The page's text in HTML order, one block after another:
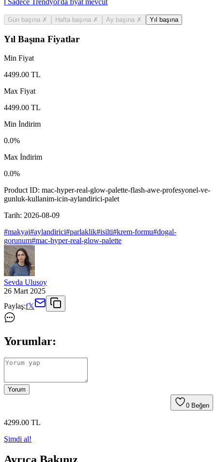
ℹ️ Sadece Trendyol'da fiyat mevcut
Gün başına ✗ Hafta başına ✗ Ay başına ✗ Yıl başına
Yıl Başına Fiyatlar
Min Fiyat
4499.00 TL
Max Fiyat
4499.00 TL
Min İndirim
0.0%
Max İndirim
0.0%
Product ID: mac-hyper-real-glow-palette-flash-awe-profesyonel-ve-
gunluk-kullanim-icin-aylandirici-palet
Tarih: 2026-08-09
#makyaj#aylandirici#parlaklik#isilti#krem-formu#dogal-
gorunum#mac-hyper-real-glow-palette
Sevda Ulusoy
26 Mart 2025
Paylaş:f𝕏
Yorumlar:
Yorum
0 Beğen
4299.00 TL
Şimdi al!
Ayrıca Bakınız